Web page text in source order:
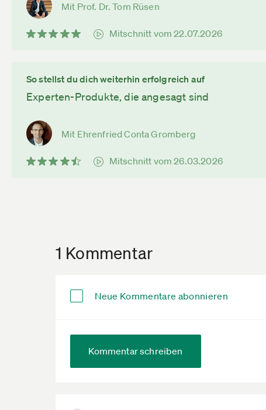
Mit Prof. Dr. Tom Rüsen
Mitschnitt vom 22.07.2026
So stellst du dich weiterhin erfolgreich auf
Experten-Produkte, die angesagt sind
Mit Ehrenfried Conta Gromberg
Mitschnitt vom 26.03.2026
1 Kommentar
Neue Kommentare abonnieren
Kommentar schreiben